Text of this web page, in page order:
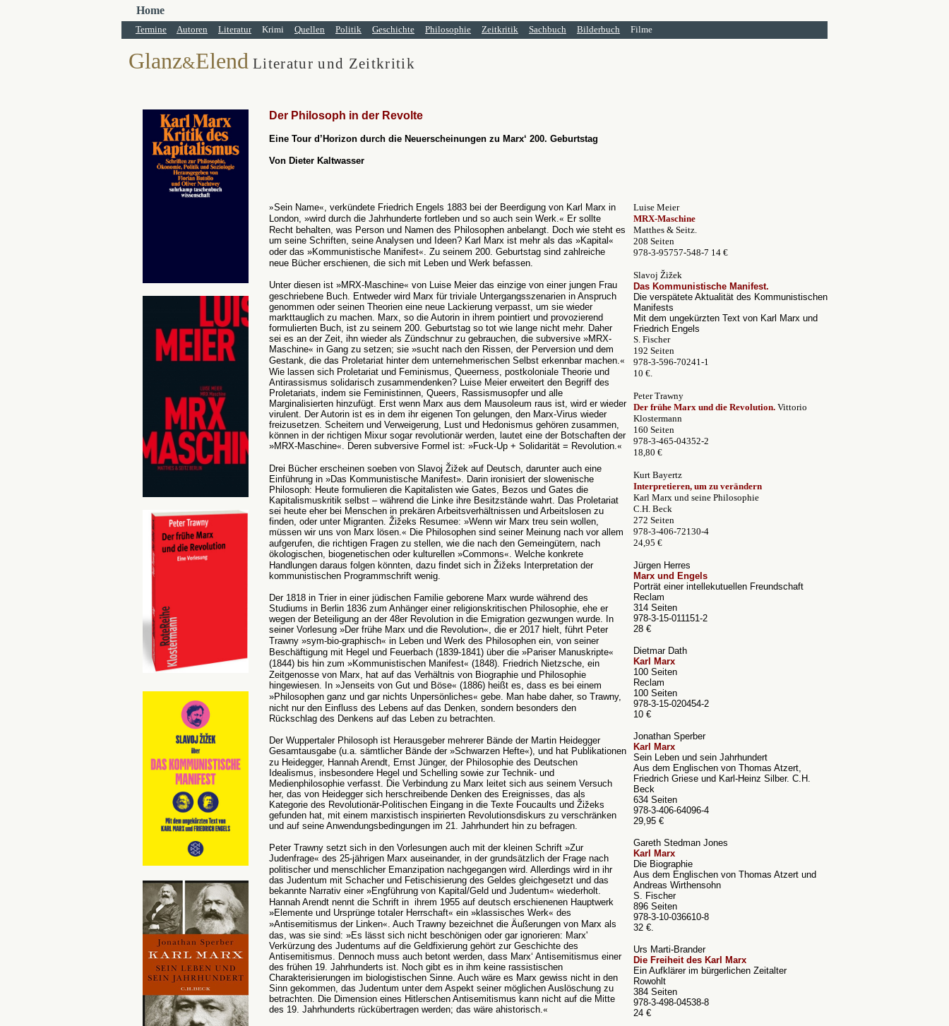
Home
Termine Autoren Literatur Krimi Quellen Politik Geschichte Philosophie Zeitkritik Sachbuch Bilderbuch Filme
Glanz&Elend Literatur und Zeitkritik
Der Philosoph in der Revolte
Eine Tour d’Horizon durch die Neuerscheinungen zu Marx‘ 200. Geburtstag
Von Dieter Kaltwasser
»Sein Name«, verkündete Friedrich Engels 1883 bei der Beerdigung von Karl Marx in
London, »wird durch die Jahrhunderte fortleben und so auch sein Werk.« Er sollte
Recht behalten, was Person und Namen des Philosophen anbelangt. Doch wie steht es
um seine Schriften, seine Analysen und Ideen? Karl Marx ist mehr als das »Kapital«
oder das »Kommunistische Manifest«. Zu seinem 200. Geburtstag sind zahlreiche
neue Bücher erschienen, die sich mit Leben und Werk befassen.
Unter diesen ist »MRX-Maschine« von Luise Meier das einzige von einer jungen Frau
geschriebene Buch. Entweder wird Marx für triviale Untergangsszenarien in Anspruch
genommen oder seinen Theorien eine neue Lackierung verpasst, um sie wieder
markttauglich zu machen. Marx, so die Autorin in ihrem pointiert und provozierend
formulierten Buch, ist zu seinem 200. Geburtstag so tot wie lange nicht mehr. Daher
sei es an der Zeit, ihn wieder als Zündschnur zu gebrauchen, die subversive »MRX-
Maschine« in Gang zu setzen; sie »sucht nach den Rissen, der Perversion und dem
Gestank, die das Proletariat hinter dem unternehmerischen Selbst erkennbar machen.«
Wie lassen sich Proletariat und Feminismus, Queerness, postkoloniale Theorie und
Antirassismus solidarisch zusammendenken? Luise Meier erweitert den Begriff des
Proletariats, indem sie Feministinnen, Queers, Rassismusopfer und alle
Marginalisierten hinzufügt. Erst wenn Marx aus dem Mausoleum raus ist, wird er wieder
virulent. Der Autorin ist es in dem ihr eigenen Ton gelungen, den Marx-Virus wieder
freizusetzen. Scheitern und Verweigerung, Lust und Hedonismus gehören zusammen,
können in der richtigen Mixur sogar revolutionär werden, lautet eine der Botschaften der
»MRX-Maschine«. Deren subversive Formel ist: »Fuck-Up + Solidarität = Revolution.«
Drei Bücher erscheinen soeben von Slavoj Žižek auf Deutsch, darunter auch eine
Einführung in »Das Kommunistische Manifest». Darin ironisiert der slowenische
Philosoph: Heute formulieren die Kapitalisten wie Gates, Bezos und Gates die
Kapitalismuskritik selbst – während die Linke ihre Besitzstände wahrt. Das Proletariat
sei heute eher bei Menschen in prekären Arbeitsverhältnissen und Arbeitslosen zu
finden, oder unter Migranten. Žižeks Resumee: »Wenn wir Marx treu sein wollen,
müssen wir uns von Marx lösen.« Die Philosophen sind seiner Meinung nach vor allem
aufgerufen, die richtigen Fragen zu stellen, wie die nach den Gemeingütern, nach
ökologischen, biogenetischen oder kulturellen »Commons«. Welche konkrete
Handlungen daraus folgen könnten, dazu findet sich in Žižeks Interpretation der
kommunistischen Programmschrift wenig.
Der 1818 in Trier in einer jüdischen Familie geborene Marx wurde während des
Studiums in Berlin 1836 zum Anhänger einer religionskritischen Philosophie, ehe er
wegen der Beteiligung an der 48er Revolution in die Emigration gezwungen wurde. In
seiner Vorlesung »Der frühe Marx und die Revolution«, die er 2017 hielt, führt Peter
Trawny »sym-bio-graphisch« in Leben und Werk des Philosophen ein, von seiner
Beschäftigung mit Hegel und Feuerbach (1839-1841) über die »Pariser Manuskripte«
(1844) bis hin zum »Kommunistischen Manifest« (1848). Friedrich Nietzsche, ein
Zeitgenosse von Marx, hat auf das Verhältnis von Biographie und Philosophie
hingewiesen. In »Jenseits von Gut und Böse« (1886) heißt es, dass es bei einem
»Philosophen ganz und gar nichts Unpersönliches« gebe. Man habe daher, so Trawny,
nicht nur den Einfluss des Lebens auf das Denken, sondern besonders den
Rückschlag des Denkens auf das Leben zu betrachten.
Der Wuppertaler Philosoph ist Herausgeber mehrerer Bände der Martin Heidegger
Gesamtausgabe (u.a. sämtlicher Bände der »Schwarzen Hefte«), und hat Publikationen
zu Heidegger, Hannah Arendt, Ernst Jünger, der Philosophie des Deutschen
Idealismus, insbesondere Hegel und Schelling sowie zur Technik- und
Medienphilosophie verfasst. Die Verbindung zu Marx leitet sich aus seinem Versuch
her, das von Heidegger sich herschreibende Denken des Ereignisses, das als
Kategorie des Revolutionär-Politischen Eingang in die Texte Foucaults und Žižeks
gefunden hat, mit einem marxistisch inspirierten Revolutionsdiskurs zu verschränken
und auf seine Anwendungsbedingungen im 21. Jahrhundert hin zu befragen.
Peter Trawny setzt sich in den Vorlesungen auch mit der kleinen Schrift »Zur
Judenfrage« des 25-jährigen Marx auseinander, in der grundsätzlich der Frage nach
politischer und menschlicher Emanzipation nachgegangen wird. Allerdings wird in ihr
das Judentum mit Schacher und Fetischisierung des Geldes gleichgesetzt und das
bekannte Narrativ einer »Engführung von Kapital/Geld und Judentum« wiederholt.
Hannah Arendt nennt die Schrift in ihrem 1955 auf deutsch erschienenen Hauptwerk
»Elemente und Ursprünge totaler Herrschaft« ein »klassisches Werk« des
»Antisemitismus der Linken«. Auch Trawny bezeichnet die Äußerungen von Marx als
das, was sie sind: »Es lässt sich nicht beschönigen oder gar ignorieren: Marx'
Verkürzung des Judentums auf die Geldfixierung gehört zur Geschichte des
Antisemitismus. Dennoch muss auch betont werden, dass Marx‘ Antisemitismus einer
des frühen 19. Jahrhunderts ist. Noch gibt es in ihm keine rassistischen
Charakterisierungen im biologistischen Sinne. Auch wäre es Marx gewiss nicht in den
Sinn gekommen, das Judentum unter dem Aspekt seiner möglichen Auslöschung zu
betrachten. Die Dimension eines Hitlerschen Antisemitismus kann nicht auf die Mitte
des 19. Jahrhunderts rückübertragen werden; das wäre ahistorisch.«
Luise Meier
MRX-Maschine
Matthes & Seitz.
208 Seiten
978-3-95757-548-7 14 €
Slavoj Žižek
Das Kommunistische Manifest.
Die verspätete Aktualität des Kommunistischen
Manifests
Mit dem ungekürzten Text von Karl Marx und
Friedrich Engels
S. Fischer
192 Seiten
978-3-596-70241-1
10 €.
Peter Trawny
Der frühe Marx und die Revolution. Vittorio
Klostermann
160 Seiten
978-3-465-04352-2
18,80 €
Kurt Bayertz
Interpretieren, um zu verändern
Karl Marx und seine Philosophie
C.H. Beck
272 Seiten
978-3-406-72130-4
24,95 €
Jürgen Herres
Marx und Engels
Porträt einer intellekutuellen Freundschaft
Reclam
314 Seiten
978-3-15-011151-2
28 €
Dietmar Dath
Karl Marx
100 Seiten
Reclam
100 Seiten
978-3-15-020454-2
10 €
Jonathan Sperber
Karl Marx
Sein Leben und sein Jahrhundert
Aus dem Englischen von Thomas Atzert,
Friedrich Griese und Karl-Heinz Silber. C.H.
Beck
634 Seiten
978-3-406-64096-4
29,95 €
Gareth Stedman Jones
Karl Marx
Die Biographie
Aus dem Englischen von Thomas Atzert und
Andreas Wirthensohn
S. Fischer
896 Seiten
978-3-10-036610-8
32 €.
Urs Marti-Brander
Die Freiheit des Karl Marx
Ein Aufklärer im bürgerlichen Zeitalter
Rowohlt
384 Seiten
978-3-498-04538-8
24 €